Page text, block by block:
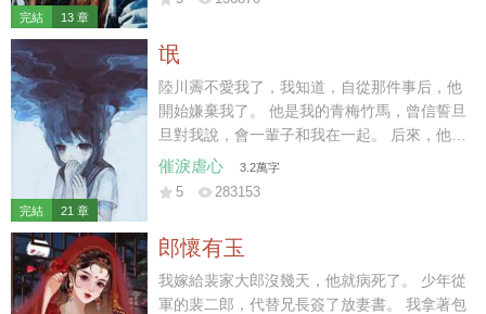
完結 13 章
完結 21 章
氓
陸川霽不愛我了，我知道，自從那件事后，他
開始嫌棄我了。 他是我的青梅竹馬，曾信誓旦
旦對我說，會一輩子和我在一起。 后來，他遇
見另一個干凈明媚的女孩子。 「薇薇，我一直
拿你當妹妹看的。」
催淚虐心 3.2萬字
5 283153
郎懷有玉
我嫁給裴家大郎沒幾天，他就病死了。 少年從
軍的裴二郎，代替兄長簽了放妻書。 我拿著包